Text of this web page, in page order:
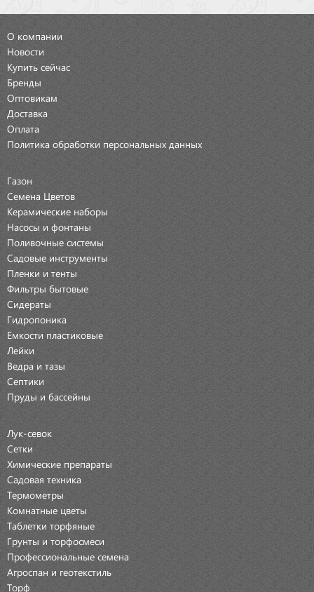
О компании
Новости
Купить сейчас
Бренды
Оптовикам
Доставка
Оплата
Политика обработки персональных данных
Газон
Семена Цветов
Керамические наборы
Насосы и фонтаны
Поливочные системы
Садовые инструменты
Пленки и тенты
Фильтры бытовые
Сидераты
Гидропоника
Емкости пластиковые
Лейки
Ведра и тазы
Септики
Пруды и бассейны
Лук-севок
Сетки
Химические препараты
Садовая техника
Термометры
Комнатные цветы
Таблетки торфяные
Грунты и торфосмеси
Профессиональные семена
Агроспан и геотекстиль
Торф